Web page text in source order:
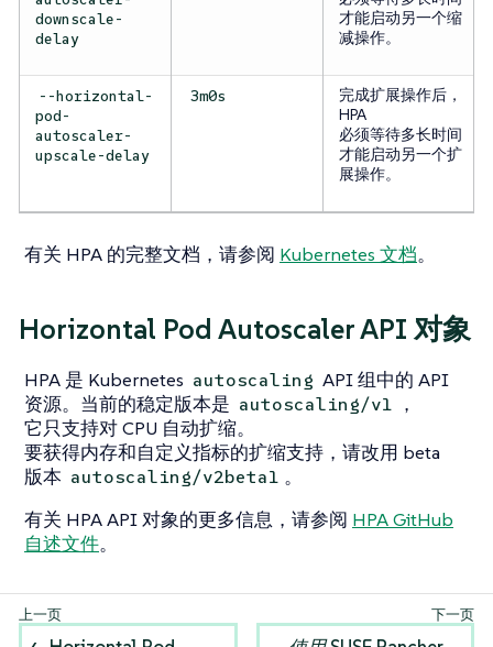
downscale-
delay
才能启动另一个缩
减操作。
--horizontal-
pod-
autoscaler-
upscale-delay
3m0s
完成扩展操作后，
HPA
必须等待多长时间
才能启动另一个扩
展操作。
有关 HPA 的完整文档，请参阅 Kubernetes 文档。
Horizo​​ntal Pod Autoscaler API 对象
HPA 是 Kubernetes autoscaling API 组中的 API
资源。当前的稳定版本是 autoscaling/v1 ，
它只支持对 CPU 自动扩缩。
要获得内存和自定义指标的扩缩支持，请改用 beta
版本 autoscaling/v2beta1 。
有关 HPA API 对象的更多信息，请参阅 HPA GitHub
自述文件。